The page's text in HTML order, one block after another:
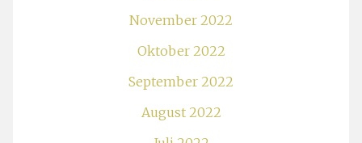
November 2022
Oktober 2022
September 2022
August 2022